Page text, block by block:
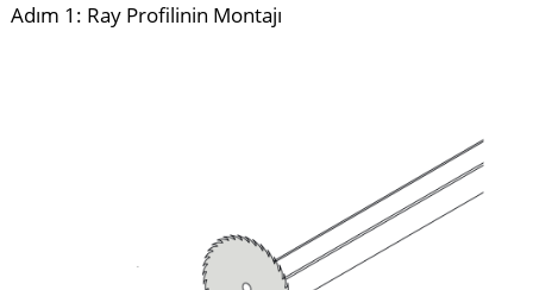
Adım 1: Ray Profilinin Montajı